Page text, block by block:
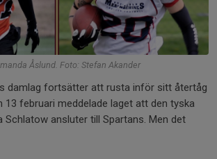
Åslund. Foto: Stefan Akander
damlag fortsätter att rusta inför sitt återtåg
13 februari meddelade laget att den tyska
Schlatow ansluter till Spartans. Men det